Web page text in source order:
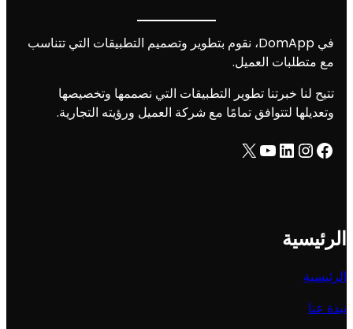
في DomApp، نقوم بتطوير وتصميم التطبيقات التي تتناسب
مع متطلبات العميل.
تتيح لنا خبرتنا تطوير التطبيقات التي نصممها وتخصيصها
وتعديلها لتتوافق تمامًا مع شركة العميل ورؤيته التجارية.
Facebook
Instagram
LinkedIn
YouTube
X
الرئيسية
الرئيسية
نبذة عنا